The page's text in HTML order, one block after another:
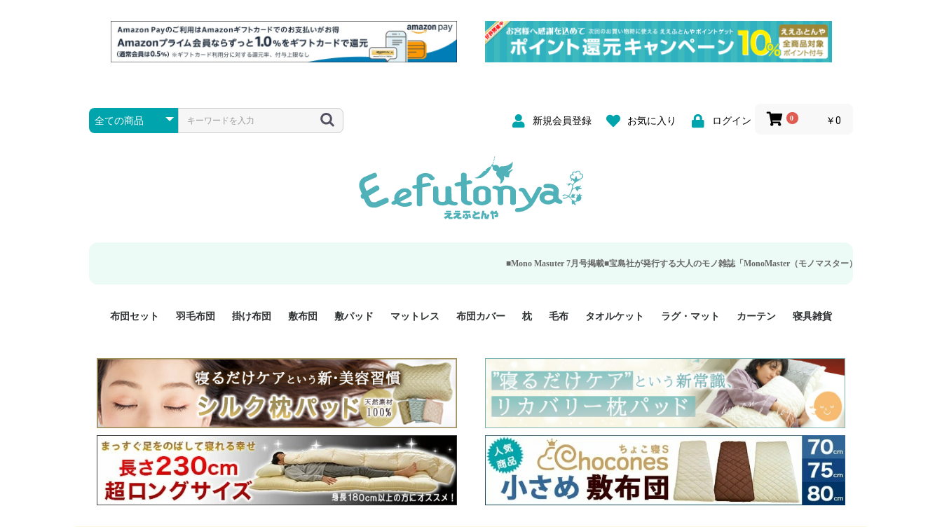
新規会員登録 お気に入り ログイン 0 ￥0
■Mono Masuter 7月号掲載■宝島社が発行する大人のモノ雑誌「MonoMaster（モノマスター）」の疲労回復・睡眠の向上特集に当社
布団セット
羽毛布団セット 2点セット
3点セット
4点セット
5点セット
6点セット
エクセルゴールド
ロイヤルゴールド
マザーダックダウン
小さい布団セット
大きい布団セット
掛け布団セット 2点セット
3点セット
4点セット
6点セット
敷布団セット 2点セット
3点セット
羽毛布団
プレミアムゴールド
ロイヤルゴールド
エクセルゴールド
ニューゴールド
マザーダックダウン
マザーグースダウン
スーパーロングサイズ
洗える羽毛布団
肌掛け布団
掛け布団
防ダニ掛け布団
洗える掛け布団
小さい掛け布団
大きい掛け布団
肌掛け布団
敷布団
防ダニ敷布団
小さい敷布団 70cm幅 ミニシングル
75cm幅 ショートセミシ
ングル
80cm幅 セミシングル
大きい敷布団
機能性敷布団
敷パッド
シングルサイズ敷パッド
小さい敷パッド
大きい敷パッド
シルク敷パッド
枕パッド
シルク枕パッド
除湿シート
接触冷感パッド
暖かパッド
ガーゼケット
オーガニックコットン
ベッドパッド
パッドセット
マットレス 布団カバー
掛け布団カバー ジュニア 掛け布団カバー
シングル 掛け布団カバー
シングルロング 掛け布団
カバー
セミダブル 掛け布団カバ
ー
ダブル 掛け布団カバー
ダブルロング 掛け布団カ
バー
クィーン 掛け布団カバー
暖か 掛け布団カバー
敷布団カバー ジュニア 敷布団カバー
セミシングル 敷布団カバ
ー
シングル 敷布団カバー
シングルロング 敷布団カ
バー
ダブル 敷布団カバー
枕カバー 35x50cm 枕カバー
43x63cm 枕カバー
50x70cm 枕カバー
シルク 枕カバー
BOXシーツ シングル BOXシーツ
シングルロング BOXシー
ツ
セミダブル BOXシーツ
ダブル BOXシーツ
スーパーロング BOXシー
ツ
防ダニカバー
クッションカバー
オーガニックコットン
カバーセット カバー2点セット
カバー3点セット
枕
小さめ 35×50cm
やや小さめ 35×55cm
普通 43×63cm
大きめ 50×70cm
パイプ枕
高反発枕
低反発枕
機能性枕・その他枕
毛布 タオルケット
ハーフサイズ
シングルサイズ
セミダブルサイズ
ダブルサイズ
接触冷感
天然素材 綿100%
ラグ・マット カーテン
既成カーテンのサイズ
遮光カーテン
レース・シアーカーテン
Disney ディズニーカーテ
ン
MOOMIN ムーミンカーテ
ン
PEANUTS ピーナツカー
テン (SNOOPY スヌーピ
ー)
寝具雑貨
美容・化粧品
シルク寝具・雑貨
HURONテクノロジー リ
カバリー寝具
ソファカバー
ひざ掛け
パジャマ
クッション
玄関・フロアーマット
ペット用ベッド
インテリア
その他寝具雑貨